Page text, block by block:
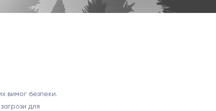
вимог безпеки.
для